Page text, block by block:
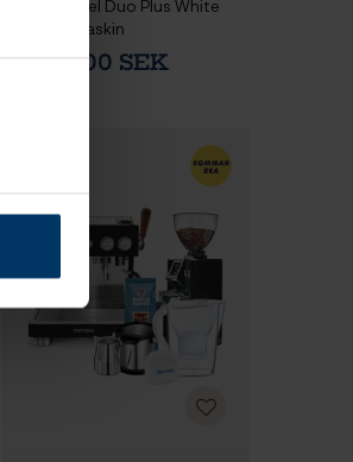
Ascaso Steel Duo Plus White
Espressomaskin
26 869,00 SEK